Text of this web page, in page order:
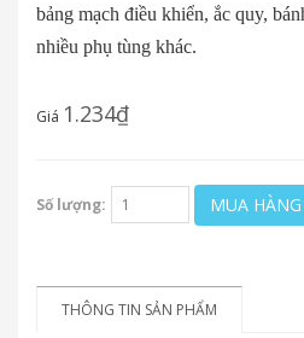
bảng mạch điều khiển, ắc quy,
nhiều phụ tùng khác.
Giá 1.234₫
Số lượng: MUA HÀNG
THÔNG TIN SẢN PHẨM